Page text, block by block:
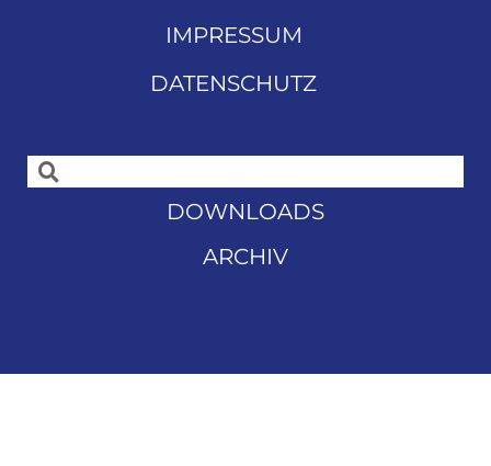
IMPRESSUM
DATENSCHUTZ
DOWNLOADS
ARCHIV